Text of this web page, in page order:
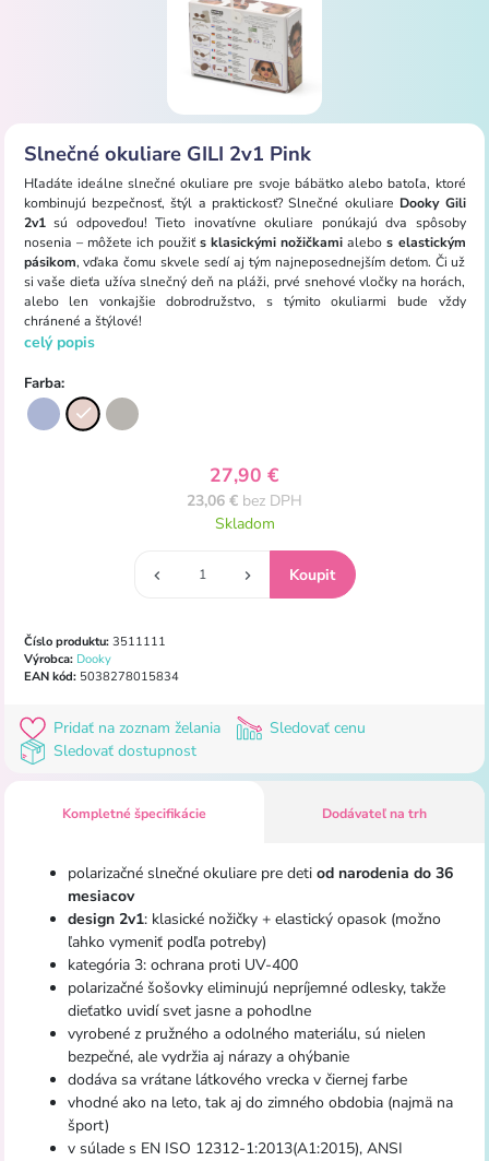
Slnečné okuliare GILI 2v1 Pink
Hľadáte ideálne slnečné okuliare pre svoje bábätko alebo batoľa, ktoré
kombinujú bezpečnosť, štýl a praktickosť? Slnečné okuliare Dooky Gili
2v1sú odpoveďou! Tieto inovatívne okuliare ponúkajú dva spôsoby
nosenia – môžete ich použiťs klasickými nožičkami alebos elastickým
pásikom, vďaka čomu skvele sedí aj tým najneposednejším deťom. Či už
si vaše dieťa užíva slnečný deň na pláži, prvé snehové vločky na horách,
alebo len vonkajšie dobrodružstvo, s týmito okuliarmi bude vždy
chránené a štýlové!
celý popis
Farba:
27,90 €
23,06 € bez DPH
Skladom
Číslo produktu:3511111
Výrobca: Dooky
EAN kód:5038278015834
Pridať na zoznam želania
Sledovať cenu
Sledovať dostupnost
Kompletné špecifikácie Dodávateľ na trh
polarizačné slnečné okuliare pre deti od narodenia do 36
mesiacov
design 2v1: klasické nožičky + elastický opasok (možno
ľahko vymeniť podľa potreby)
kategória 3: ochrana proti UV-400
polarizačné šošovky eliminujú nepríjemné odlesky, takže
dieťatko uvidí svet jasne a pohodlne
vyrobené z pružného a odolného materiálu, sú nielen
bezpečné, ale vydržia aj nárazy a ohýbanie
dodáva sa vrátane látkového vrecka v čiernej farbe
vhodné ako na leto, tak aj do zimného obdobia (najmä na
šport)
v súlade s EN ISO 12312-1:2013(A1:2015), ANSI